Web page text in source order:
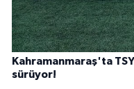
Kahramanmaraş'ta
sürüyor!